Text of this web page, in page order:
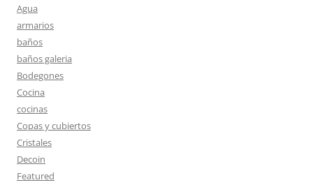
Agua
armarios
baños
baños galeria
Bodegones
Cocina
cocinas
Copas y cubiertos
Cristales
Decoin
Featured